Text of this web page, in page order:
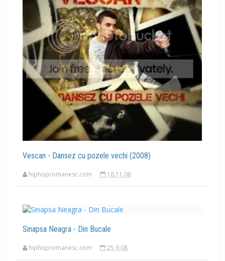
Vescan - Dansez cu pozele vechi (2008)
hiphopromanesc.com 18.11.08
Sinapsa Neagra - Din Bucale
hiphopromanesc.com 25.9.08